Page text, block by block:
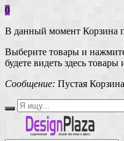
0
В данный момент Корзина
Выберите товары и
будете видеть здесь
Сообщение: Пустая Корзина